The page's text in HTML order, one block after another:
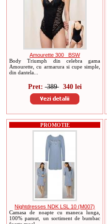
Amourette 300 _BSW
Body Triumph din celebra gama
Amourette, cu armarura si cupe simple,
din dantela...
Pret:389340 lei
PROMOTIE
Nightdresses NDK LSL 10 (M007)
Camasa de noapte cu maneca lunga,
100% pamut, un sortiment de bumbac